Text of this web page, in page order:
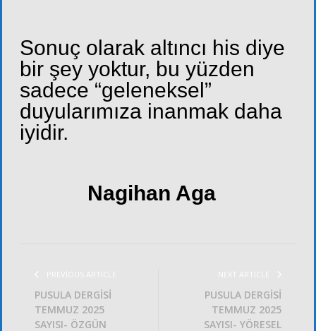
Sonuç olarak altıncı his diye
bir şey yoktur, bu yüzden
sadece “geleneksel”
duyularımıza inanmak daha
iyidir.
Nagihan Aga
PREVIOUS ARTICLE
PUSULA DERGİSİ
TEMMUZ 2025
SAYISI- ÖZGÜN
NEXT ARTICLE
PUSULA DERGİSİ
TEMMUZ 2025
SAYISI- YÖRESEL